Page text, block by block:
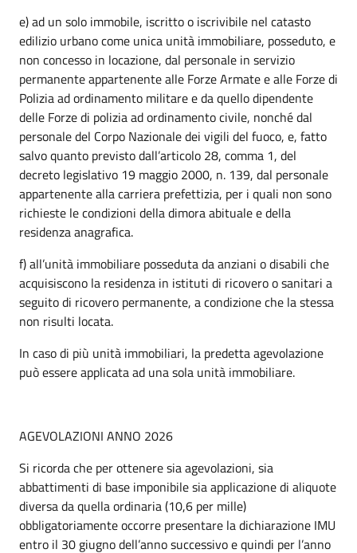
e) ad un solo immobile, iscritto o iscrivibile nel catasto
edilizio urbano come unica unità immobiliare, posseduto, e
non concesso in locazione, dal personale in servizio
permanente appartenente alle Forze Armate e alle Forze di
Polizia ad ordinamento militare e da quello dipendente
delle Forze di polizia ad ordinamento civile, nonché dal
personale del Corpo Nazionale dei vigili del fuoco, e, fatto
salvo quanto previsto dall’articolo 28, comma 1, del
decreto legislativo 19 maggio 2000, n. 139, dal personale
appartenente alla carriera prefettizia, per i quali non sono
richieste le condizioni della dimora abituale e della
residenza anagrafica.
f) all’unità immobiliare posseduta da anziani o disabili che
acquisiscono la residenza in istituti di ricovero o sanitari a
seguito di ricovero permanente, a condizione che la stessa
non risulti locata.
In caso di più unità immobiliari, la predetta agevolazione
può essere applicata ad una sola unità immobiliare.
AGEVOLAZIONI ANNO 2026
Si ricorda che per ottenere sia agevolazioni, sia
abbattimenti di base imponibile sia applicazione di aliquote
diversa da quella ordinaria (10,6 per mille)
obbligatoriamente occorre presentare la dichiarazione IMU
entro il 30 giugno dell’anno successivo e quindi per l’anno